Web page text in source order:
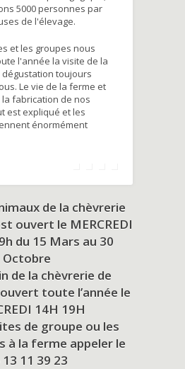
5000 personnes par
de l'élevage.
et les groupes nous
l'année la visite de la
toujours
Le vie de la ferme et
fabrication de nos
est expliqué et les
énormément
de la chèvrerie
ouvert le MERCREDI
du 15 Mars au 30
Octobre
de la chèvrerie de
toute l’année le
14H 19H
de groupe ou les
à la ferme appeler le
13 11 39 23